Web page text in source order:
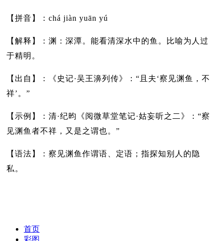
【拼音】：chá jiàn yuān yú
【解释】：渊：深潭。能看清深水中的鱼。比喻为人过
于精明。
【出自】：《史记·吴王濞列传》：“且夫‘察见渊鱼，不
祥’。”
【示例】：清·纪昀《阅微草堂笔记·姑妄听之二》：“察
见渊鱼者不祥，又是之谓也。”
【语法】：察见渊鱼作谓语、定语；指探知别人的隐
私。
首页
彩图